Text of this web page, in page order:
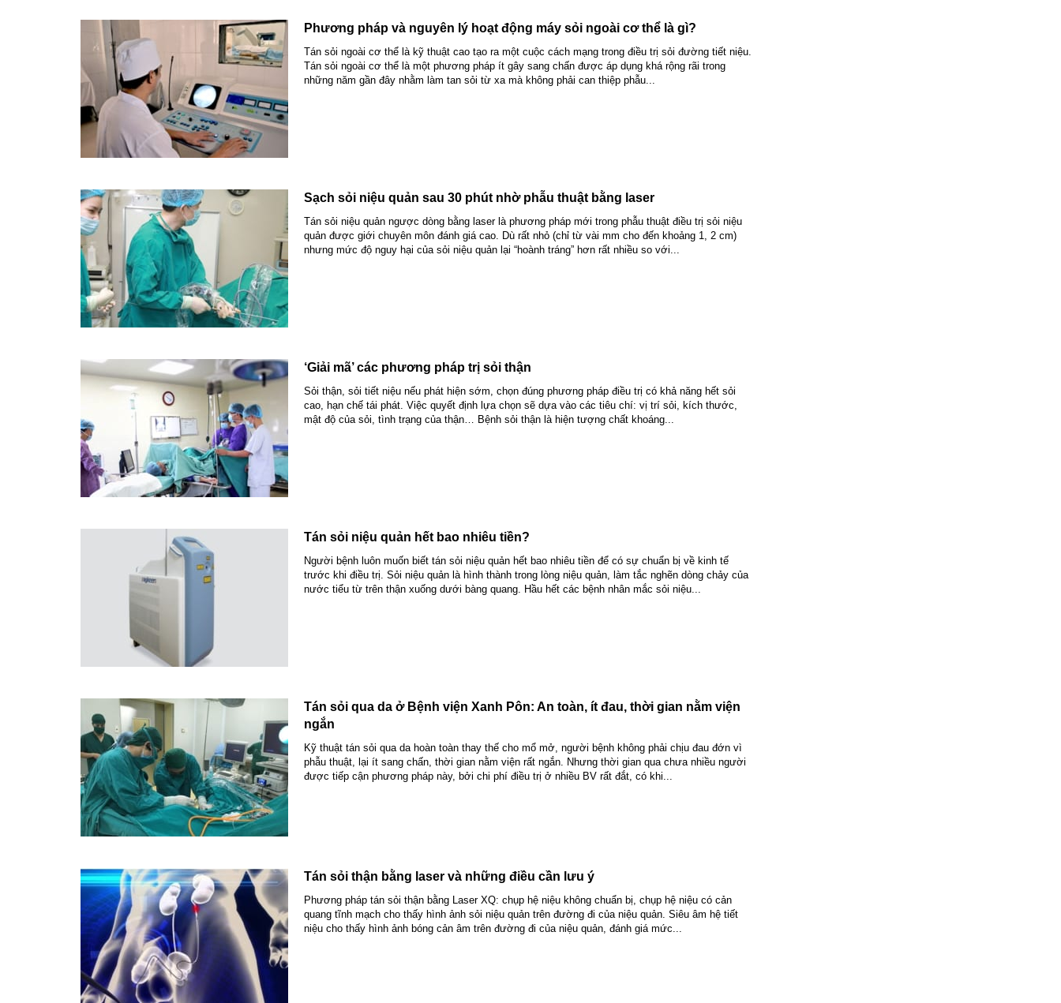
Phương pháp và nguyên lý hoạt động máy sỏi ngoài cơ thể là gì?
Tán sỏi ngoài cơ thể là kỹ thuật cao tạo ra một cuộc cách mạng trong điều trị sỏi đường tiết niệu.
Tán sỏi ngoài cơ thể là một phương pháp ít gây sang chấn được áp dụng khá rộng rãi trong
những năm gần đây nhằm làm tan sỏi từ xa mà không phải can thiệp phẫu...
Sạch sỏi niệu quản sau 30 phút nhờ phẫu thuật bằng laser
Tán sỏi niệu quản ngược dòng bằng laser là phương pháp mới trong phẫu thuật điều trị sỏi niệu
quản được giới chuyên môn đánh giá cao. Dù rất nhỏ (chỉ từ vài mm cho đến khoảng 1, 2 cm)
nhưng mức độ nguy hại của sỏi niệu quản lại “hoành tráng” hơn rất nhiều so với...
‘Giải mã’ các phương pháp trị sỏi thận
Sỏi thận, sỏi tiết niệu nếu phát hiện sớm, chọn đúng phương pháp điều trị có khả năng hết sỏi
cao, hạn chế tái phát. Việc quyết định lựa chọn sẽ dựa vào các tiêu chí: vị trí sỏi, kích thước,
mật độ của sỏi, tình trạng của thận… Bệnh sỏi thận là hiện tượng chất khoáng...
Tán sỏi niệu quản hết bao nhiêu tiền?
Người bệnh luôn muốn biết tán sỏi niệu quản hết bao nhiêu tiền để có sự chuẩn bị về kinh tế
trước khi điều trị. Sỏi niệu quản là hình thành trong lòng niệu quản, làm tắc nghẽn dòng chảy của
nước tiểu từ trên thận xuống dưới bàng quang. Hầu hết các bệnh nhân mắc sỏi niệu...
Tán sỏi qua da ở Bệnh viện Xanh Pôn: An toàn, ít đau, thời gian nằm viện
ngắn
Kỹ thuật tán sỏi qua da hoàn toàn thay thế cho mổ mở, người bệnh không phải chịu đau đớn vì
phẫu thuật, lại ít sang chấn, thời gian nằm viện rất ngắn. Nhưng thời gian qua chưa nhiều người
được tiếp cận phương pháp này, bởi chi phí điều trị ở nhiều BV rất đắt, có khi...
Tán sỏi thận bằng laser và những điều cần lưu ý
Phương pháp tán sỏi thận bằng Laser XQ: chụp hệ niệu không chuẩn bị, chụp hệ niệu có cản
quang tĩnh mạch cho thấy hình ảnh sỏi niệu quản trên đường đi của niệu quản. Siêu âm hệ tiết
niệu cho thấy hình ảnh bóng cản âm trên đường đi của niệu quản, đánh giá mức...